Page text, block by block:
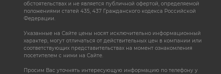
обстоятельствах и не является публичной офертой, определяемой
положениями статей 435, 437 Гражданского кодекса Российской
Федерации.
Указанные на Сайте цены носят исключительно информационный
характер, могут отличаться от действительных цен в компании или
соответствующих представительствах на момент ознакомления
посетителем с ними на Сайте.
Просим Вас уточнять интересующую информацию по телефону у